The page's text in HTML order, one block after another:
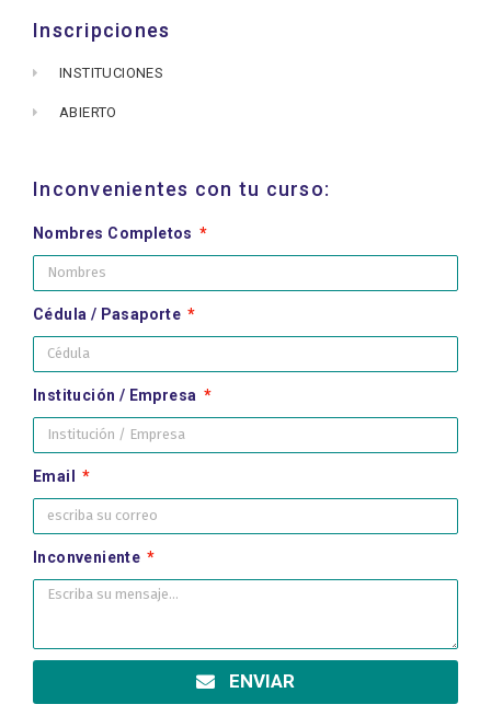
Inscripciones
INSTITUCIONES
ABIERTO
Inconvenientes con tu curso:
Nombres Completos
Cédula / Pasaporte
Institución / Empresa
Email
Inconveniente
ENVIAR